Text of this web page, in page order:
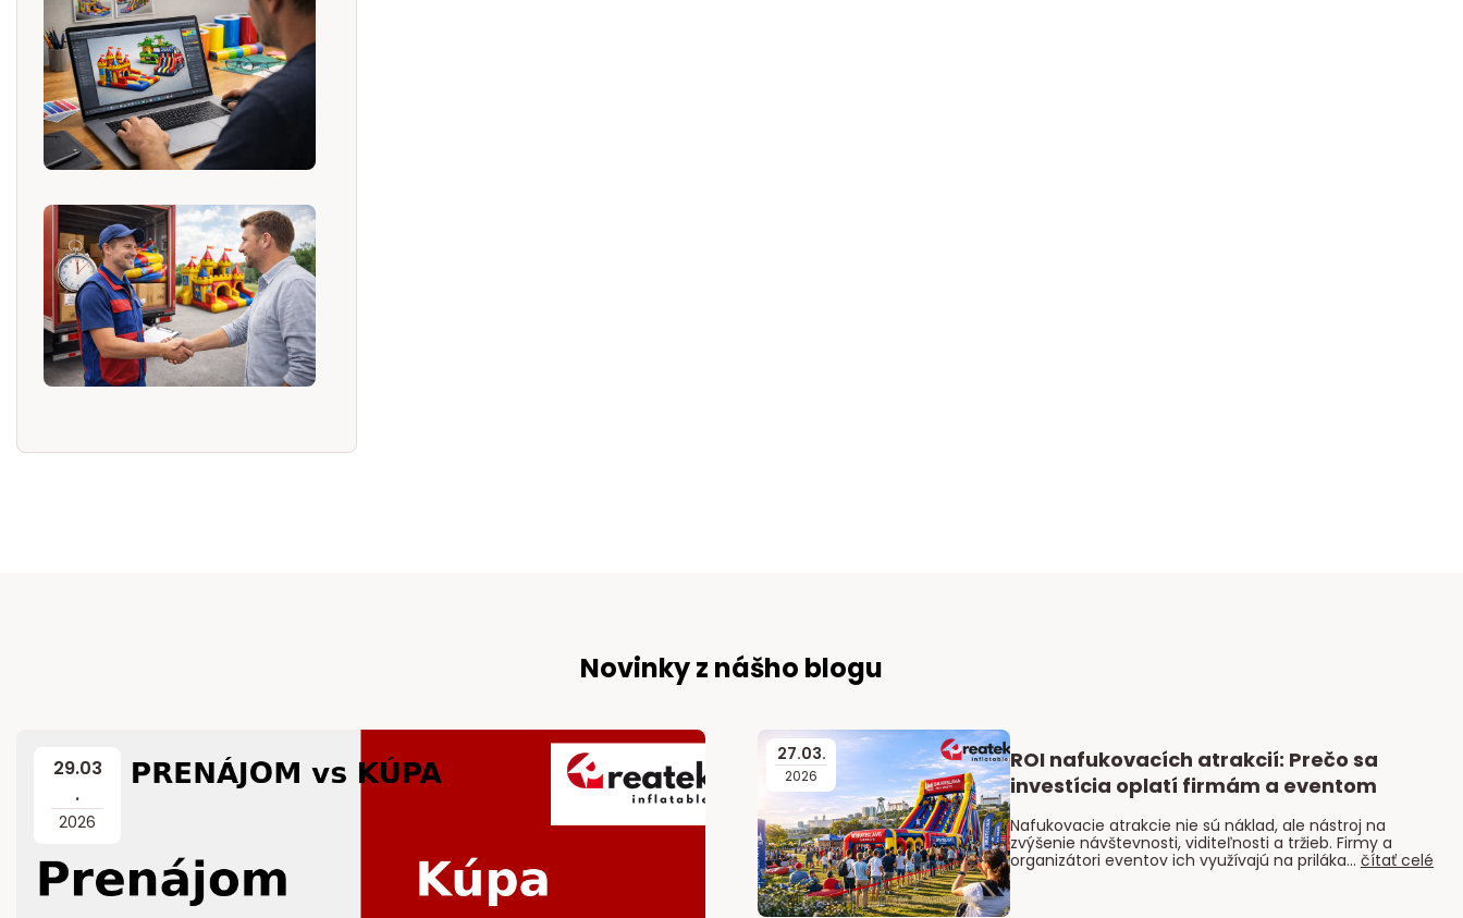
Novinky z nášho blogu
29.03
.
2026
27.03.
2026
ROI nafukovacích atrakcií: Prečo sa
investícia oplatí firmám a eventom
Nafukovacie atrakcie nie sú náklad, ale nástroj na
zvýšenie návštevnosti, viditeľnosti a tržieb. Firmy a
organizátori eventov ich využívajú na priláka... čítať celé